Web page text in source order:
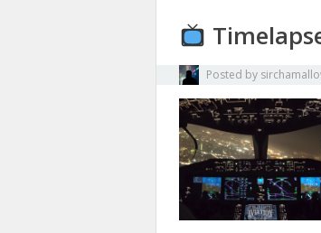
Posted by